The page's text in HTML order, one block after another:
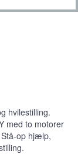
hvilestilling.
med to motorer
op hjælp,